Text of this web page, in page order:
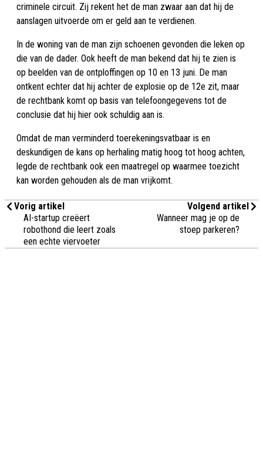
criminele circuit. Zij rekent het de man zwaar aan dat hij de
aanslagen uitvoerde om er geld aan te verdienen.
In de woning van de man zijn schoenen gevonden die leken op
die van de dader. Ook heeft de man bekend dat hij te zien is
op beelden van de ontploffingen op 10 en 13 juni. De man
ontkent echter dat hij achter de explosie op de 12e zit, maar
de rechtbank komt op basis van telefoongegevens tot de
conclusie dat hij hier ook schuldig aan is.
Omdat de man verminderd toerekeningsvatbaar is en
deskundigen de kans op herhaling matig hoog tot hoog achten,
legde de rechtbank ook een maatregel op waarmee toezicht
kan worden gehouden als de man vrijkomt.
Vorig artikel
AI-startup creëert
robothond die leert zoals
een echte viervoeter
Volgend artikel
Wanneer mag je op de
stoep parkeren?